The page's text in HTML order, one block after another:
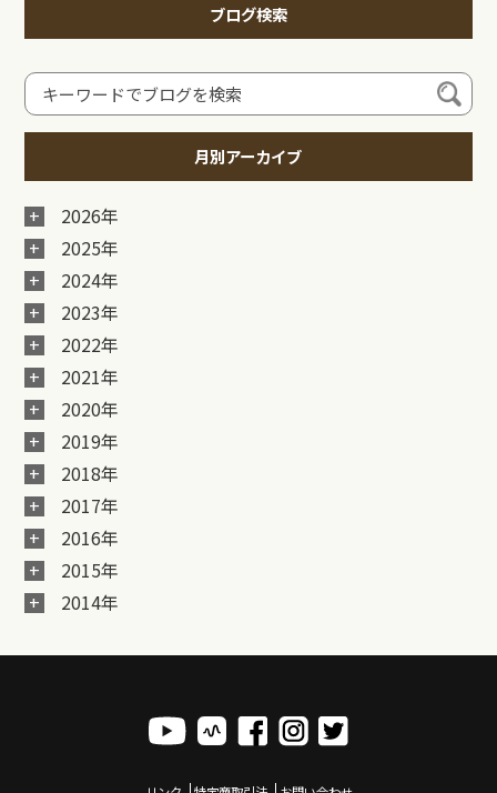
ブログ検索
月別アーカイブ
2026年
2025年
2024年
2023年
2022年
2021年
2020年
2019年
2018年
2017年
2016年
2015年
2014年